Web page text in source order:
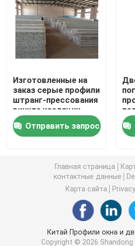
Профили окна UPVC
Профили штранг-прессования
окно окна upvc
окно upvc сползая
Раздвижная дверь UPVC
Окно термального перерыва
Двери термального
Изготовленные на
заказ серые профили
штранг-прессования
винила изоляции
жары профиля двери
составные
Отправить запрос
Главная страница
контактные данные
Карта сайта
Китай Профили окна и
Copyright © 2026